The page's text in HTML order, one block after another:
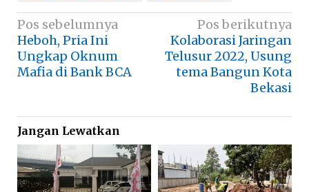
Navigasi
pos
Pos sebelumnya
Heboh, Pria Ini
Ungkap Oknum
Mafia di Bank BCA
Pos berikutnya
Kolaborasi Jaringan
Telusur 2022, Usung
tema Bangun Kota
Bekasi
Jangan Lewatkan